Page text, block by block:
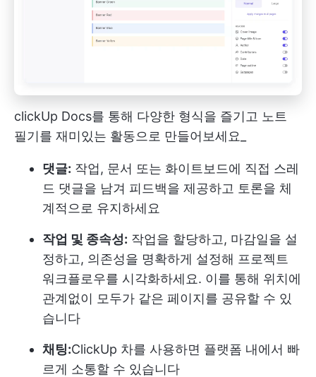
clickUp Docs를 통해 다양한 형식을 즐기고 노트
필기를 재미있는 활동으로 만들어보세요_
댓글: 작업, 문서 또는 화이트보드에 직접 스레
드 댓글을 남겨 피드백을 제공하고 토론을 체
계적으로 유지하세요
작업 및 종속성: 작업을 할당하고, 마감일을 설
정하고, 의존성을 명확하게 설정해 프로젝트
워크플로우를 시각화하세요. 이를 통해 위치에
관계없이 모두가 같은 페이지를 공유할 수 있
습니다
채팅:ClickUp 차를 사용하면 플랫폼 내에서 빠
르게 소통할 수 있습니다